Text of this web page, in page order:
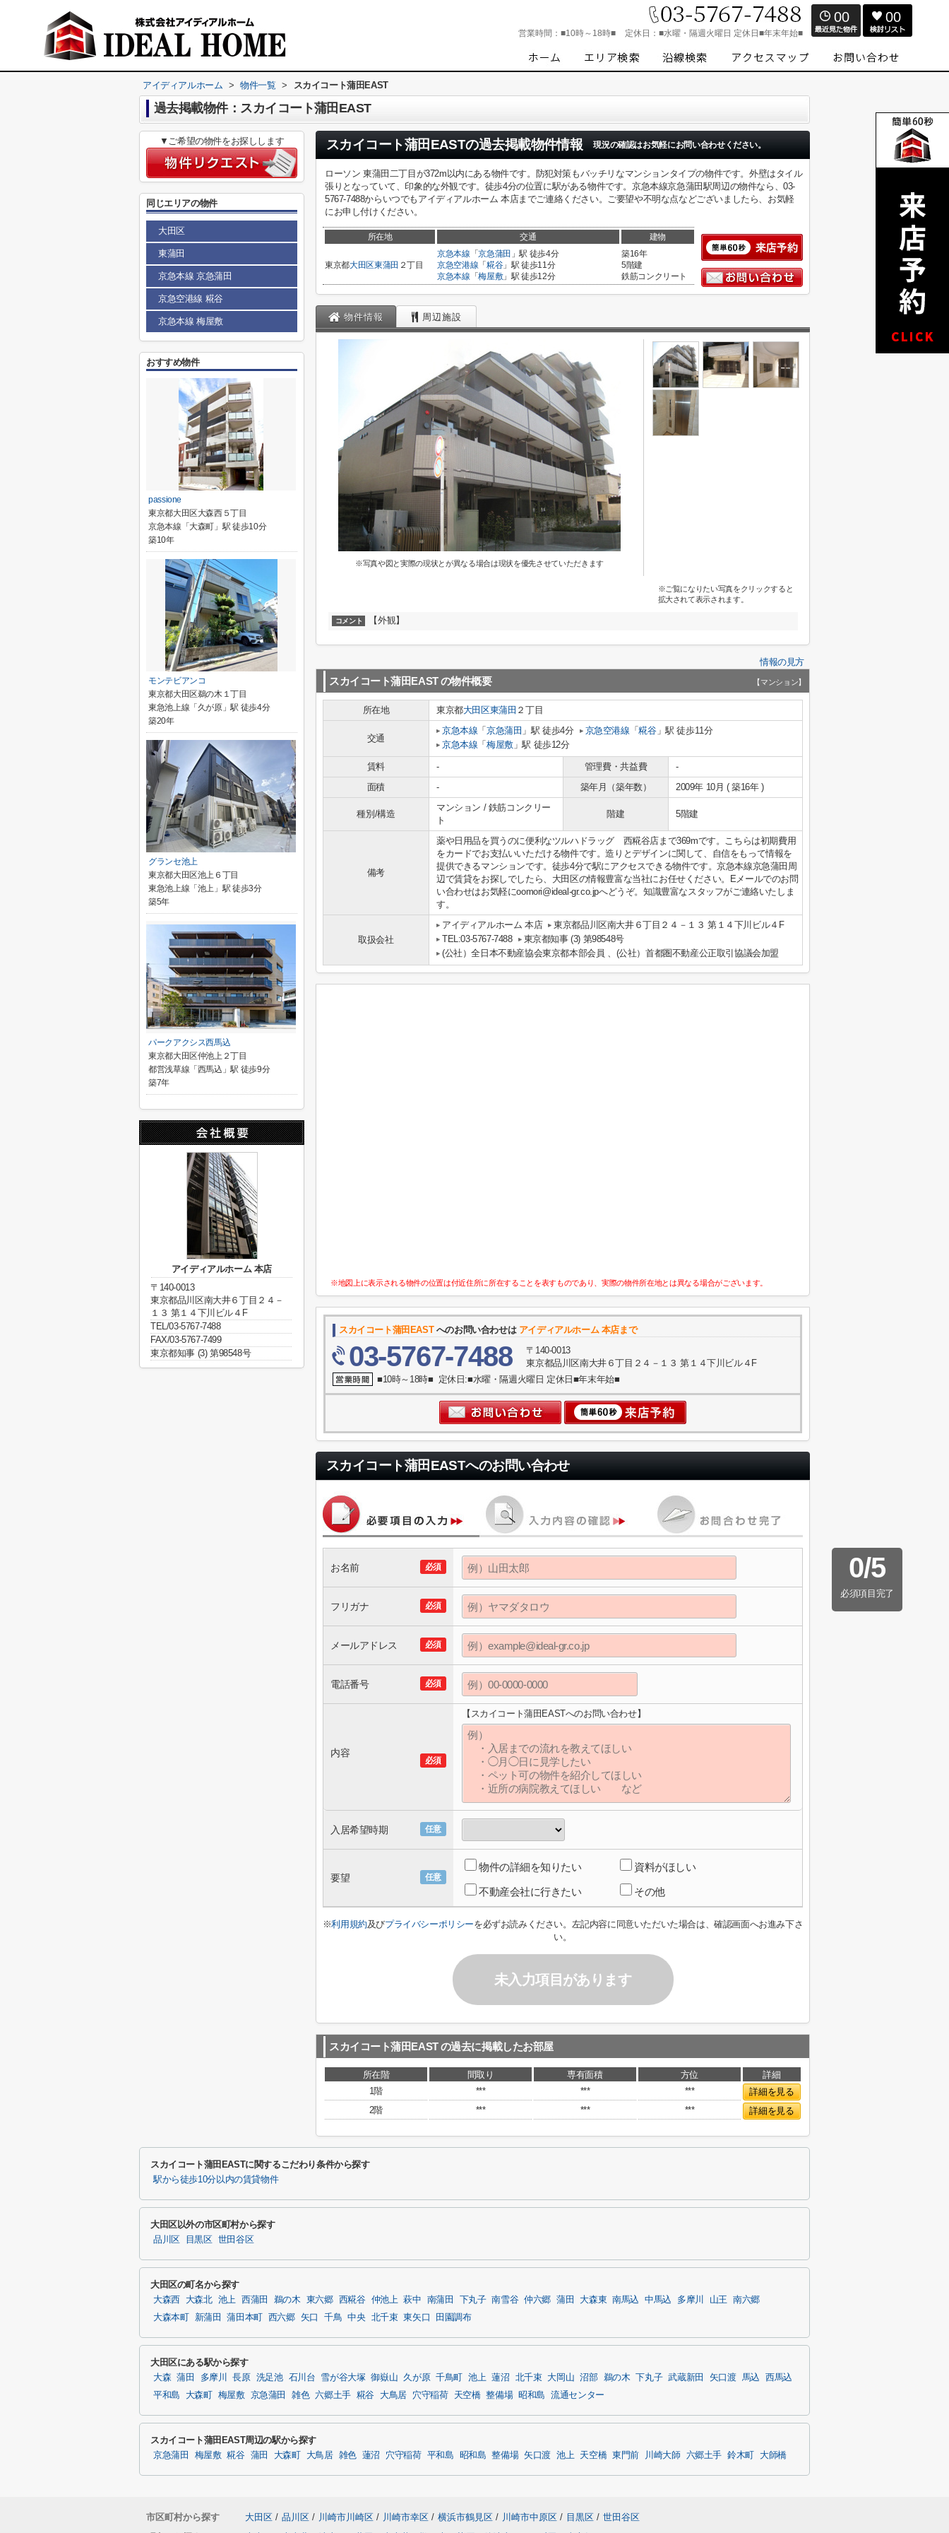
営業時間： ■10時～18時■ 定休日： ■水曜・隔週火曜日 定休日■年末年始■
00 00
アイディアルホーム > 物件一覧 > スカイコート蒲田EAST
過去掲載物件：スカイコート蒲田EAST
スカイコート蒲田EASTの過去掲載物件情報 現況の確認はお気軽にお問い合わせください。
ローソン 東蒲田二丁目が372m以内にある物件です。防犯対策もバッチリなマンションタイプの物件です。外壁はタイル
張りとなっていて、印象的な外観です。徒歩4分の位置に駅がある物件です。京急本線京急蒲田駅周辺の物件なら、03-
5767-7488からいつでもアイディアルホーム 本店までご連絡ください。ご要望や不明な点などございましたら、お気軽
にお申し付けください。
所在地 交通 建物
東京都大田区東蒲田 ２丁目
京急本線 「京急蒲田 」駅 徒歩4分
京急空港線 「 糀谷」駅 徒歩11分
京急本線 「梅屋敷」駅 徒歩12分
築16年
5階建
鉄筋コンクリート
物件情報 周辺施設
※写真や図と実際の現状とが異なる場合は現状を優先させていただきます
※ご覧になりたい写真をクリックすると
拡大されて表示されます。
コメント 【外観】
情報の見方
スカイコート蒲田EAST の物件概要 【マンション】
所在地 東京都大田区東蒲田 ２丁目
交通
京急本線 「京急蒲田 」駅 徒歩4分 京急空港線 「糀谷」駅 徒歩11分
京急本線 「梅屋敷」駅 徒歩12分
賃料 - 管理費・共益費
-
面積
- 築年月（築年数） 2009年 10月 ( 築16年 )
種別/構造
マンション / 鉄筋コンクリー
ト
階建 5階建
備考
薬や日用品を買うのに便利なツルハドラッグ 西糀谷店まで369mです。こちらは初期費用
をカードでお支払いいただける物件です。造りとデザインに関して、自信をもって情報を
提供できるマンションです。徒歩4分で駅にアクセスできる物件です。京急本線京急蒲田周
辺で賃貸をお探しでしたら、大田区の情報豊富な当社にお任せください。Eメールでのお問
い合わせはお気軽にoomori@ideal-gr.co.jpへどうぞ。知識豊富なスタッフがご連絡いたしま
す。
取扱会社
アイディアルホーム 本店
東京都品川区南大井６丁目２４－１３ 第１４下川ビル４F
TEL:03-5767-7488
東京都知事 (3) 第98548号
(公社）全日本不動産協会東京都本部会員 、(公社）首都圏不動産公正取引協議会加盟
※地図上に表示される物件の位置は付近住所に所在することを表すものであり、実際の物件所在地とは異なる場合がございます。
スカイコート蒲田EASTへのお問い合わせは アイディアルホーム 本店まで
03-5767-7488
〒140-0013
東京都品川区南大井６丁目２４－１３ 第１４下川ビル４F
■10時～18時■ 定休日:■水曜・隔週火曜日 定休日■年末年始■
スカイコート蒲田EASTへのお問い合わせ
0/5
必須項目完了
必須
お名前
必須
フリガナ
必須
メールアドレス
必須
電話番号
必須
内容
【スカイコート蒲田EASTへのお問い合わせ】
任意
入居希望時期
任意
要望
物件の詳細を知りたい 資料がほしい
不動産会社に行きたい その他
※利用規約及びプライバシーポリシーを必ずお読みください。左記内容に同意いただいた場合は、確認画面へお進み下さ
い。
未入力項目があります
スカイコート蒲田EAST の過去に掲載したお部屋
所在階 間取り 専有面積 方位
詳細
1階
*** *** ***
詳細を見る
2階
*** *** *** 詳細を見る
▼ご希望の物件をお探しします
同じエリアの物件
大田区
東蒲田
京急本線 京急蒲田
京急空港線 糀谷
京急本線 梅屋敷
おすすめ物件
passione
東京都大田区大森西５丁目
京急本線「大森町」駅 徒歩10分
築10年
モンテビアンコ
東京都大田区鵜の木１丁目
東急池上線「久が原」駅 徒歩4分
築20年
グランセ池上
東京都大田区池上６丁目
東急池上線「池上」駅 徒歩3分
築5年
パークアクシス西馬込
東京都大田区仲池上２丁目
都営浅草線「西馬込」駅 徒歩9分
築7年
アイディアルホーム 本店
〒140-0013
東京都品川区南大井６丁目２４－
１３ 第１４下川ビル４F
TEL/03-5767-7488
FAX/03-5767-7499
東京都知事 (3) 第98548号
スカイコート蒲田EASTに関するこだわり条件から探す
駅から徒歩10分以内の賃貸物件
大田区以外の市区町村から探す
品川区 目黒区 世田谷区
大田区の町名から探す
大森西 大森北 池上 西蒲田 鵜の木 東六郷 西糀谷 仲池上 萩中 南蒲田 下丸子 南雪谷 仲六郷 蒲田 大森東 南馬込 中馬込 多摩川 山王
南六郷
大森本町
新蒲田 蒲田本町 西六郷 矢口 千鳥 中央 北千束 東矢口 田園調布
大田区にある駅から探す
大森 蒲田 多摩川 長原 洗足池 石川台 雪が谷大塚 御嶽山 久が原 千鳥町 池上 蓮沼 北千束 大岡山 沼部 鵜の木 下丸子 武蔵新田 矢口渡 馬込
西馬込
平和島
大森町 梅屋敷 京急蒲田 雑色 六郷土手 糀谷 大鳥居 穴守稲荷 天空橋 整備場 昭和島 流通センター
スカイコート蒲田EAST周辺の駅から探す
京急蒲田 梅屋敷 糀谷 蒲田 大森町 大鳥居 雑色 蓮沼 穴守稲荷 平和島 昭和島 整備場 矢口渡 池上 天空橋 東門前 川崎大師 六郷土手 鈴木町 大師橋
市区町村から探す 大田区 / 品川区 / 川崎市川崎区 / 川崎市幸区 / 横浜市鶴見区 / 川崎市中原区 / 目黒区 / 世田谷区